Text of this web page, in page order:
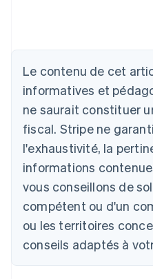
Le contenu de cet
informatives et
ne saurait constituer
fiscal. Stripe ne
l'exhaustivité, la
informations
vous conseillons de
compétent ou d'un
ou les territoires
conseils adaptés à
DeutschEnglish
Australie
English
Autriche
DeutschEnglish
NederlandsFrançaisDeutsch
Brésil
Português
Bulgarie
English
Canada
Chine continentale
简体中文English